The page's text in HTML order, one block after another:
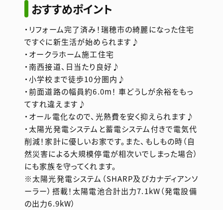
おすすめポイント
・リフォーム完了済み！瑞穂市の綺麗になった住宅
ですぐに新生活が始められます♪
・オークラホーム施工住宅
・南西接道、日当たり良好♪
・小学校まで徒歩10分圏内♪
・前面道路の幅員約6.0m！ 車どうしが余裕をもっ
てすれ違えます♪
・オール電化なので、光熱費を安く抑えられます♪
・太陽光発電システムと蓄電システム付きで電気代
削減！家計に優しいお家です。また、もしもの時（自
然災害による大規模停電が相次いでしまった場合）
にも家族を守ってくれます。
※太陽光発電システム（SHARP及びカナディアンソ
ーラー）搭載！太陽電池合計出力7.1kW（発電設備
の出力6.9kW）